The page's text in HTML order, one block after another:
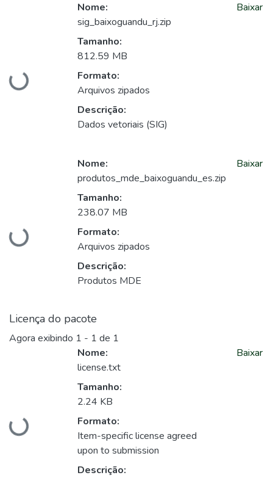
Carregando...
Nome:
sig_baixoguandu_rj.zip
Tamanho:
812.59 MB
Formato:
Arquivos zipados
Descrição:
Dados vetoriais (SIG)
Baixar
Carregando...
Nome:
produtos_mde_baixoguandu_es.zip
Tamanho:
238.07 MB
Formato:
Arquivos zipados
Descrição:
Produtos MDE
Baixar
Licença do pacote
Agora exibindo 1 - 1 de 1
Carregando...
Nome:
license.txt
Tamanho:
2.24 KB
Formato:
Item-specific license agreed
upon to submission
Descrição:
Baixar